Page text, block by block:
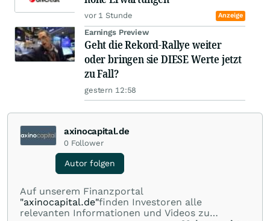
vor 1 Stunde Anzeige
Earnings Preview
Geht die Rekord-Rallye weiter
oder bringen sie DIESE Werte jetzt
zu Fall?
gestern 12:58
axinocapital.de
0 Follower
Autor folgen
Auf unserem Finanzportal
"axinocapital.de"finden Investoren alle
relevanten Informationen und Videos zu